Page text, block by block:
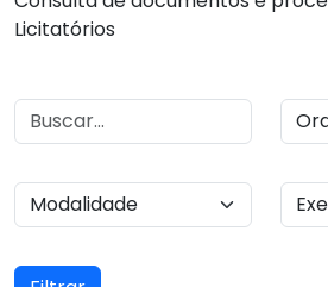
Licitatórios